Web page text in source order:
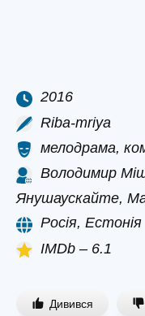
2016
Riba-mriya
мелодрама,
Володимир
Янушаускайте,
Росія, Естонія
IMDb – 6.1
Дивився